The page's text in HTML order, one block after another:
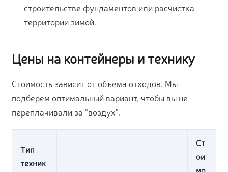
строительстве фундаментов или расчистка
территории зимой.
Цены на контейнеры и технику
Стоимость зависит от объема отходов. Мы
подберем оптимальный вариант, чтобы вы не
переплачивали за “воздух”.
Тип
техник
Ст
ои